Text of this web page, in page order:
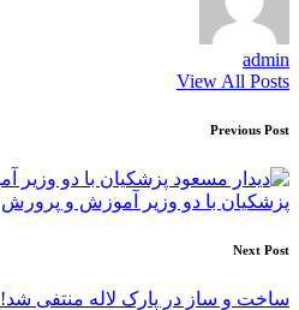
admin
View All Posts
Post
navigation
Previous Post
پزشکیان با دو وزیر آموزش و پرورش
Next Post
ساخت و ساز در پارک لاله منتفی شد!